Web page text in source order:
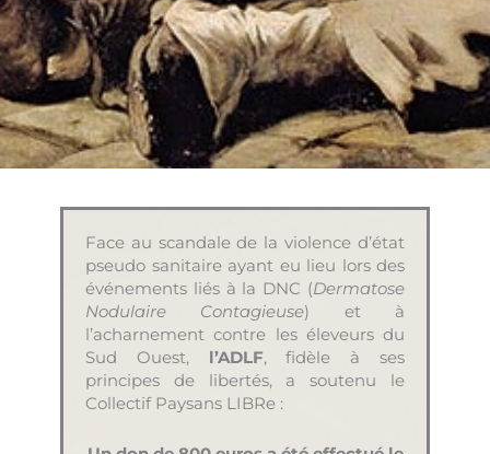
Face au scandale de la violence d’état
pseudo sanitaire ayant eu lieu lors des
événements liés à la DNC (Dermatose
Nodulaire Contagieuse) et à
l’acharnement contre les éleveurs du
Sud Ouest, l’ADLF, fidèle à ses
principes de libertés, a soutenu le
Collectif Paysans LIBRe :